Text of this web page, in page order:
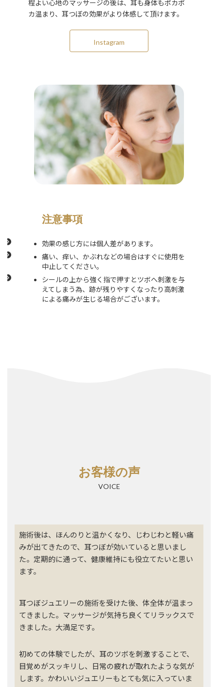
程よい心地のマッサージの後は、耳も身体もポカポ
カ温まり、耳つぼの効果がより体感して頂けます。
Instagram
注意事項
効果の感じ方には個人差があります。
痛い、痒い、かぶれなどの場合はすぐに使用を
中止してください。
シールの上から強く指で押すとツボへ刺激を与
えてしまう為、跡が残りやすくなったり高刺激
による痛みが生じる場合がございます。
お客様の声
VOICE
施術後は、ほんのりと温かくなり、じわじわと軽い痛
みが出てきたので、耳つぼが効いていると思いまし
た。定期的に通って、健康維持にも役立てたいと思い
ます。
耳つぼジュエリーの施術を受けた後、体全体が温まっ
てきました。マッサージが気持ち良くてリラックスで
きました。大満足です。
初めての体験でしたが、耳のツボを刺激することで、
目覚めがスッキリし、日常の疲れが取れたような気が
します。かわいいジュエリーもとても気に入っていま